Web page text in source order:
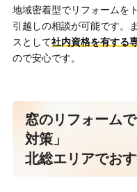
地域密着型でリフォームを
引越しの相談が可能です。
スとして社内資格を有する
ので安心です。
窓のリフォーム
対策」
北総エリアでお